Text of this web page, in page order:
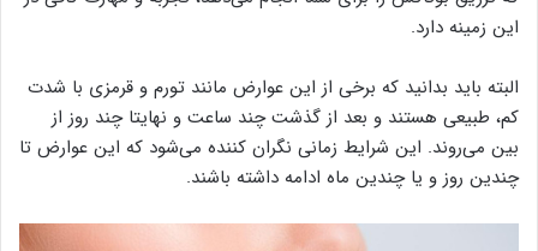
این زمینه دارد.
البته باید بدانید که برخی از این عوارض مانند تورم و قرمزی با شدت
کم، طبیعی هستند و بعد از گذشت چند ساعت و نهایتا چند روز از
بین می‌روند. این شرایط زمانی نگران کننده می‌شود که این عوارض تا
چندین روز و یا چندین ماه ادامه داشته باشند.